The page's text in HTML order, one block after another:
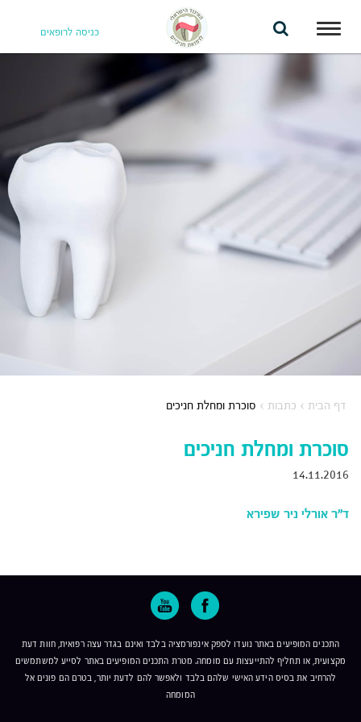
Toggle
navigation
כניסה לרופאים
דף הבית › כתבות › סוכרת ומחלת חניכים
סוכרת ומחלת חניכים
14.11.2016
ד"ר אורלי ניר שפירא
התכנים המופיעים באתר נועדו לספק אינפורמציה בלבד ואינם בגדר עצה רפואית, חוות דעת
מקצועית, או תחליף להתייעצות עם מומחה. מטרת התכנים המופיעים באתר לסייע למשתמשים
להרחיב את בסיס הידע האישי שלהם בלבד ולאפשר להם לדעת יותר, בטרם הם פונים אל
המומחה